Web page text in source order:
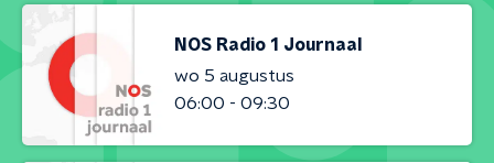
NOS Radio 1 Journaal
wo 5 augustus
06:00 - 09:30